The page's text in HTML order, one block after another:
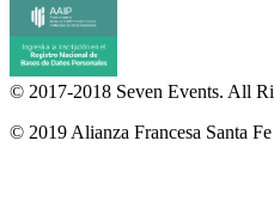
© 2017-2018 Seven Events. All
© 2019 Alianza Francesa Santa Fe